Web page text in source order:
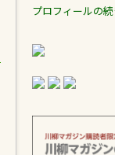
プロフィールの